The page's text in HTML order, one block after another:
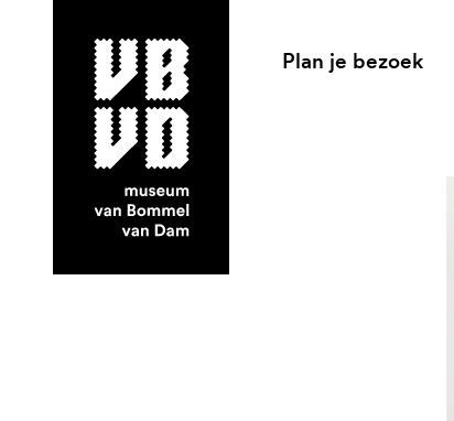
museum van Bommel van Dam
Plan je bezoek